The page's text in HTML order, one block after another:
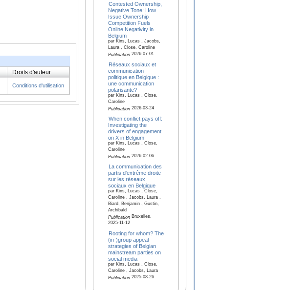
Droits d'auteur
Conditions d'utilisation
Contested Ownership,
Negative Tone: How
Issue Ownership
Competition Fuels
Online Negativity in
Belgium
par Kins, Lucas , Jacobs,
Laura , Close, Caroline
Publication2026-07-01
Réseaux sociaux et
communication
politique en Belgique :
une communication
polarisante?
par Kins, Lucas , Close,
Caroline
Publication2026-03-24
When conflict pays off:
Investigating the
drivers of engagement
on X in Belgium
par Kins, Lucas , Close,
Caroline
Publication2026-02-06
La communication des
partis d'extrême droite
sur les réseaux
sociaux en Belgique
par Kins, Lucas , Close,
Caroline , Jacobs, Laura ,
Biard, Benjamin , Gustin,
Archibald
PublicationBruxelles,
2025-11-12
Rooting for whom? The
(in-)group appeal
strategies of Belgian
mainstream parties on
social media
par Kins, Lucas , Close,
Caroline , Jacobs, Laura
Publication2025-08-26